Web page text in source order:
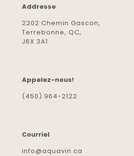
Addresse
2202 Chemin Gascon,
Terrebonne, QC,
J6X 3A1
Appelez-nous!
(450) 964-2122
Courriel
info@aquavin.ca